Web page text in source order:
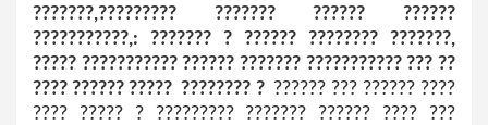
???????,????????? ??????? ?????? ??????
???????????,: ??????? ? ?????? ???????? ???????,
????? ??????????? ?????? ??????? ??????????? ??? ??
???? ?????? ????? ???????? ? ?????? ??? ?????? ????
???? ????? ? ????????? ??????? ?????? ???? ???